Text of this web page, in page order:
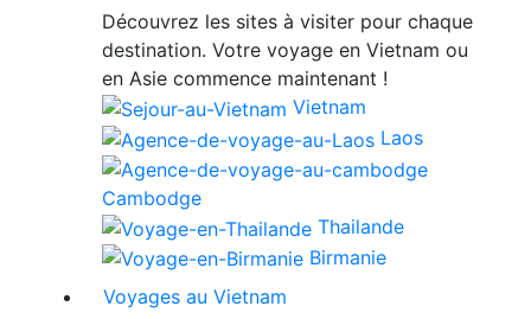
Découvrez les sites à visiter pour chaque
destination. Votre voyage en Vietnam ou
en Asie commence maintenant !
Vietnam
Laos
Cambodge
Thailande
Birmanie
Voyages au Vietnam